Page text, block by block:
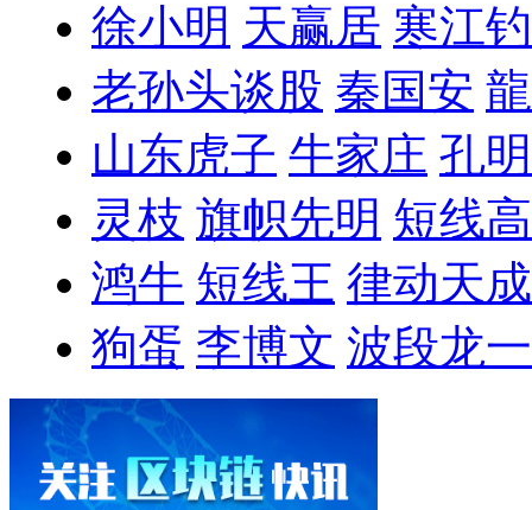
徐小明 天赢居 寒江
老孙头谈股 秦国安
山东虎子 牛家庄 孔
灵枝 旗帜先明 短线
鸿牛 短线王 律动天成
狗蛋 李博文 波段龙一